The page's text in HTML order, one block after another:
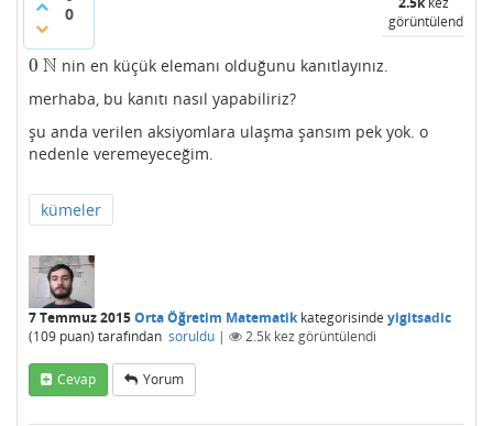
0
görüntülendi
0
0 N
N nin en küçük elemanı olduğunu kanıtlayınız.
merhaba, bu kanıtı nasıl yapabiliriz?
şu anda verilen aksiyomlara ulaşma şansım pek yok. o
nedenle veremeyeceğim.
kümeler
7 Temmuz 2015Orta Öğretim Matematikkategorisinde yigitsadic
(109 puan) tarafından soruldu | 2.5k kez görüntülendi
Cevap Yorum